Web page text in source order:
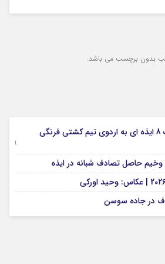
بدون برچسب می باشد.
اتفاقی کم‌سابقه؛ دعوت 8 ایذه ای به اردوی تیم کشتی فرنگی
09 جولای 2026